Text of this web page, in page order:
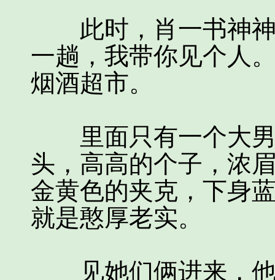
此时，肖一书神神
一趟，我带你见个人
烟酒超市。
里面只有一个大男
头，高高的个子，浓
金黄色的夹克，下身
就是憨厚老实。
见她们俩进来，他